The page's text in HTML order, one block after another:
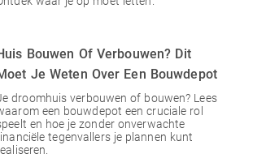
Bouwen Of Verbouwen? Dit
Je Weten Over Een Bouwdepot
droomhuis verbouwen of bouwen? Lees
een bouwdepot een cruciale rol
en hoe je zonder onverwachte
tegenvallers je plannen kunt